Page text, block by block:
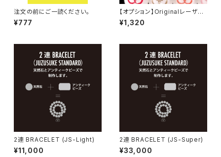
注文の前にご一読ください。
¥777
【オプション】Originalレーザー
彫刻 / 8mm 10mm
¥1,320
2連 BRACELET (JS-Light)
¥11,000
2連 BRACELET (JS-Super)
¥33,000